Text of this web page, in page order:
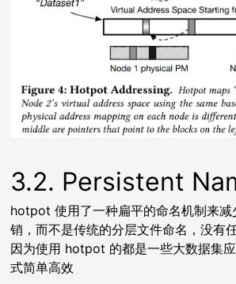
3.2. Persistent
hotpot 使用了一种扁平的命名机制来减
销，而不是传统的分层文件命名，没有
因为使用 hotpot 的都是一些大数据集
式简单高效